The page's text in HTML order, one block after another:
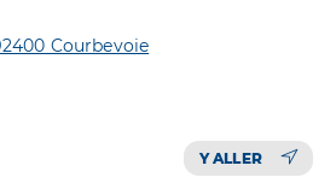
Courbevoie
Y ALLER